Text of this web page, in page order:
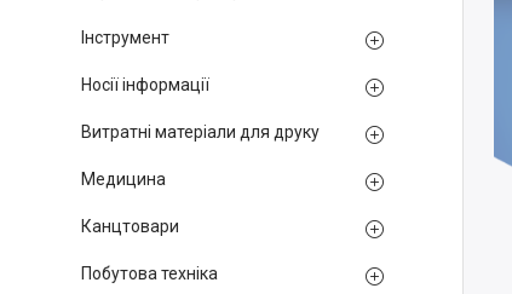
Інструмент
Носії інформації
Витратні матеріали для друку
Медицина
Канцтовари
Побутова техніка